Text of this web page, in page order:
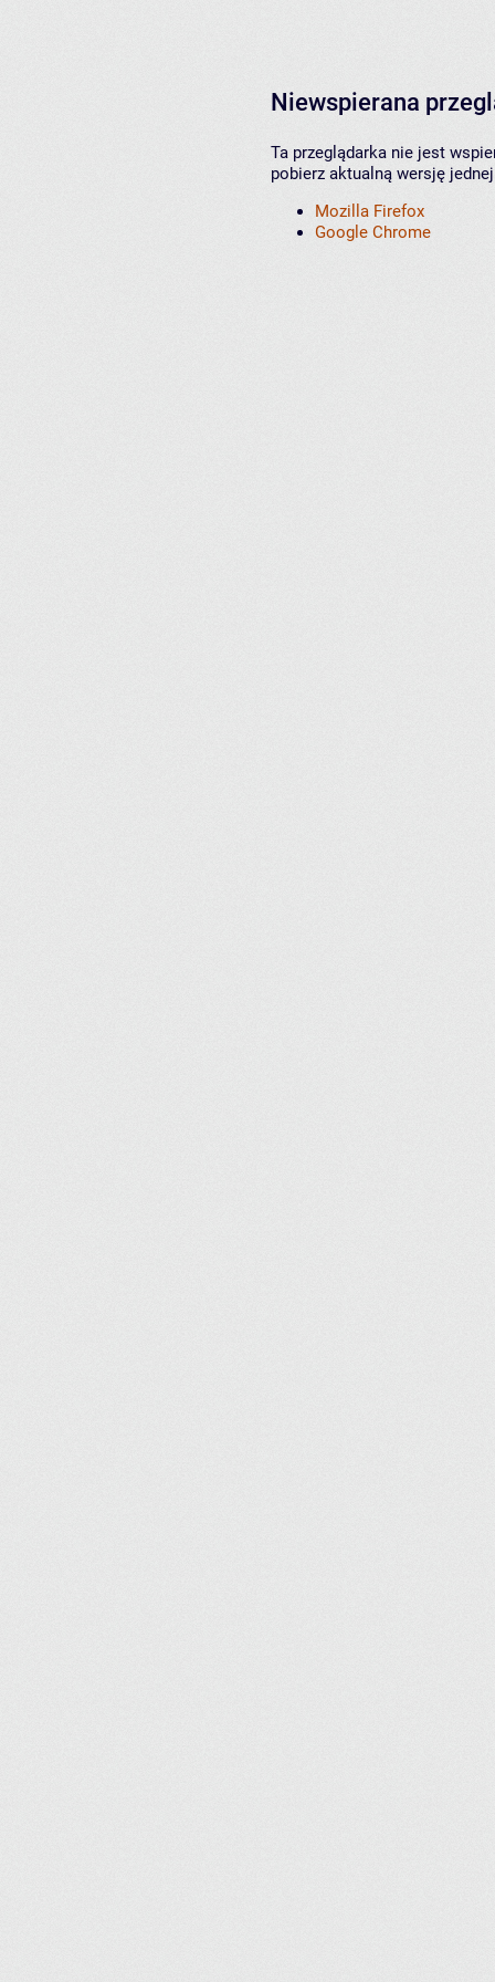
Niewspierana
Ta przeglądarka nie jest
pobierz aktualną wersję
Mozilla Firefox
Google Chrome